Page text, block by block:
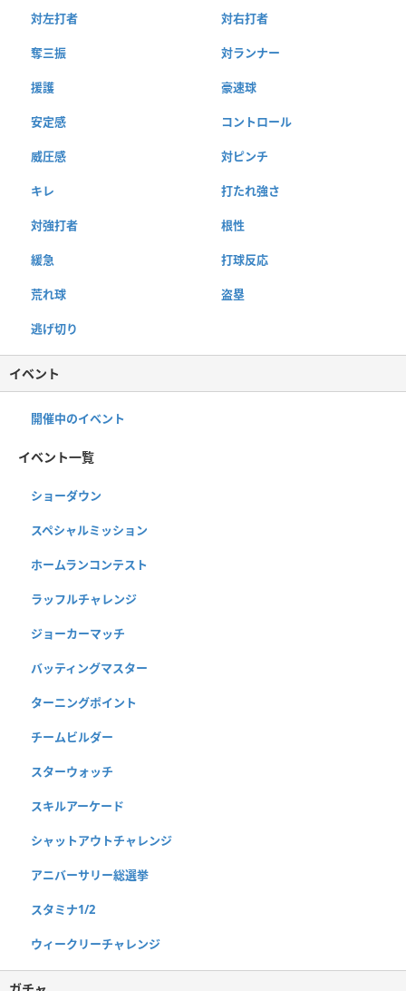
対左打者 対右打者
奪三振 対ランナー
援護 豪速球
安定感 コントロール
威圧感 対ピンチ
キレ 打たれ強さ
対強打者 根性
緩急 打球反応
荒れ球 盗塁
逃げ切り
イベント
開催中のイベント
イベント一覧
ショーダウン
スペシャルミッション
ホームランコンテスト
ラッフルチャレンジ
ジョーカーマッチ
バッティングマスター
ターニングポイント
チームビルダー
スターウォッチ
スキルアーケード
シャットアウトチャレンジ
アニバーサリー総選挙
スタミナ1/2
ウィークリーチャレンジ